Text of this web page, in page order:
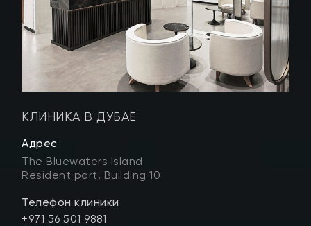
КЛИНИКА В ДУБАЕ
Адрес
The Bluewaters Island
Resident part, Building 10
Телефон клиники
+971 56 501 9881